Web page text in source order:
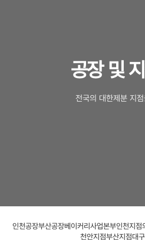
공장 및
전국의 대한제분 지
인천공장부산공장베이커리사업본부인천지점
천안지점부산지점대